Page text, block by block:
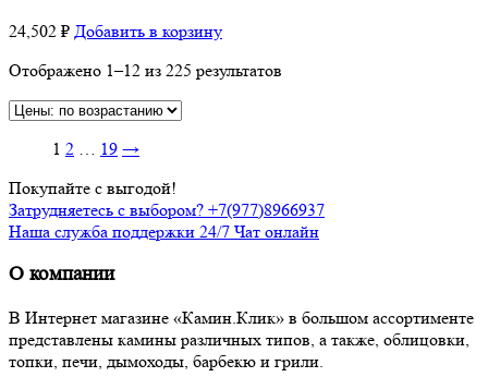
24,502 ₽ Добавить в корзину
Отображено 1–12 из 225 результатов
1 2 19 →
Покупайте с выгодой!
Затрудняетесь с выбором? +7(977)8966937
Наша служба поддержки 24/7 Чат онлайн
О компании
В Интернет магазине «Камин.Клик» в большом ассортименте
представлены камины различных типов, а также, облицовки,
топки, печи, дымоходы, барбекю и грили.